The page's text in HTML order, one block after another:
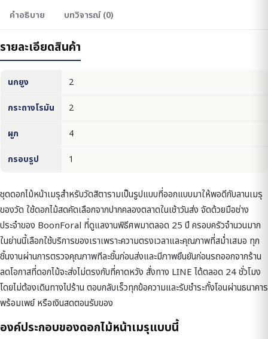
คำอธิบาย บทวิจารณ์ (0)
รายละเอียดสินค้า
นกยูง 2
กระถางโรมัน 2
ผูก 4
กรอบรูป 1
ชุดดอกไม้หน้าเมรุสำหรับวัดสิตารามเป็นรูปแบบที่ออกแบบมาให้พอดีกับลานเมรุ
ของวัด ใช้ดอกไม้สดคัดเลือกจากปากคลองตลาดในเช้าวันส่ง จัดด้วยมือช่าง
ประจำของ BoonForal ที่ดูแลงานพิธีศพมาตลอด 25 ปี ครอบครัวจำนวนมาก
ในย่านนี้เลือกใช้บริการของเราเพราะความตรงเวลาและคุณภาพที่สม่ำเสมอ ทุก
ชิ้นงานผ่านการตรวจคุณภาพทีละชิ้นก่อนส่งและมีภาพยืนยันก่อนรถออกจากร้าน
ลดโอกาสที่ดอกไม้จะส่งไม่ตรงกับที่คาดหวัง สั่งทาง LINE ได้ตลอด 24 ชั่วโมง
โดยไม่ต้องเดินทางไปร้าน ตอบกลับเร็วทุกข้อความและรับชำระทั้งโอนผ่านธนาคาร
พร้อมเพย์ หรือเงินสดตอนรับของ
องค์ประกอบของดอกไม้หน้าเมรุแบบนี้